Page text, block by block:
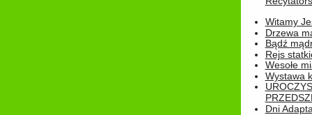
Witamy
Drzewa
Bądź
Rejs
Wesołe
Wystawa
Dni